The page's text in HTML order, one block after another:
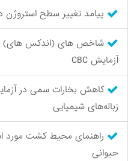
پیامد تغییر سطح استروژن
شاخص های (اندکس های)
آزمایش CBC
کاهش بخارات سمی در
زباله‌های شیمیایی
راهنمای محیط‌ کشت مورد
حیوانی